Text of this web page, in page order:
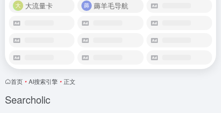
大流量卡
薅羊毛导航
首页 • AI搜索引擎 • 正文
Searcholic